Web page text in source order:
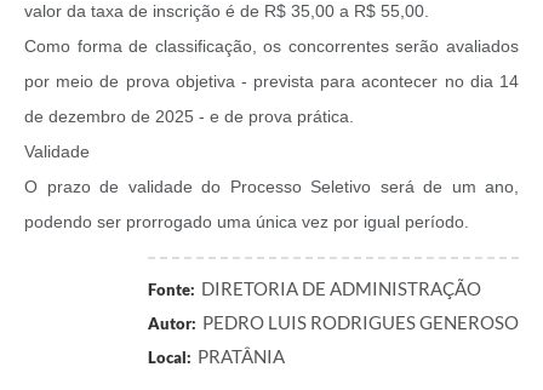
valor da taxa de inscrição é de R$ 35,00 a R$ 55,00.
Como forma de classificação, os concorrentes serão avaliados
por meio de prova objetiva - prevista para acontecer no dia 14
de dezembro de 2025 - e de prova prática.
Validade
O prazo de validade do Processo Seletivo será de um ano,
podendo ser prorrogado uma única vez por igual período.
Fonte: DIRETORIA DE ADMINISTRAÇÃO
Autor: PEDRO LUIS RODRIGUES GENEROSO
Local: PRATÂNIA